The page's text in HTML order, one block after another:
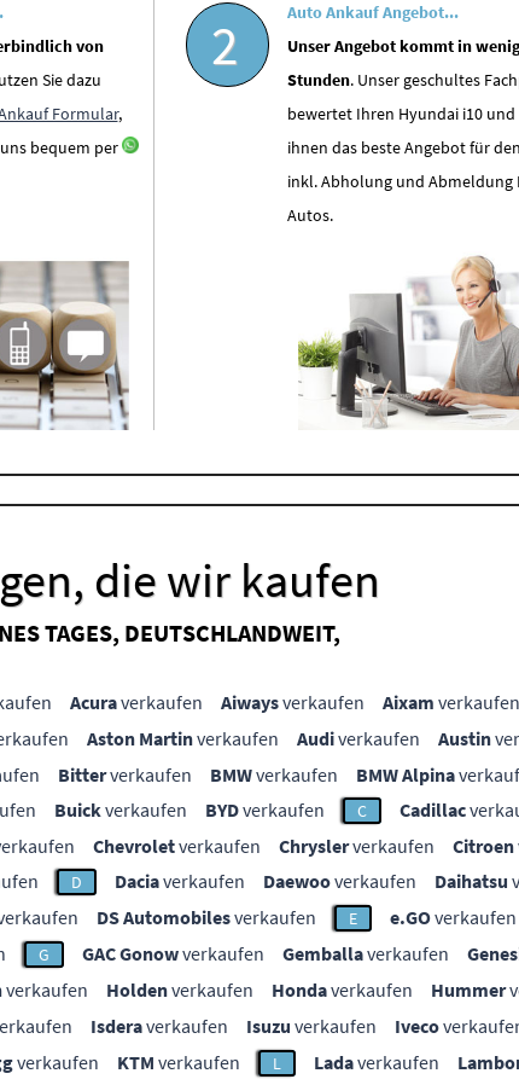
von
Sie dazu
Formular,
bequem per
2
Auto Ankauf Angebot...
Unser Angebot kommt in
Stunden. Unser geschultes
bewertet Ihren Hyundai i10
ihnen das beste Angebot für
inkl. Abholung und Abmeldung
Autos.
die wir kaufen
TAGES, DEUTSCHLANDWEIT,
Acuraverkaufen Aiwaysverkaufen Aixam verkaufen
Aston Martinverkaufen Audiverkaufen Austin
Bitterverkaufen BMWverkaufen BMW Alpina
Buickverkaufen BYDverkaufen C Cadillac
Chevroletverkaufen Chryslerverkaufen Citroen
D Daciaverkaufen Daewooverkaufen Daihatsu
DS Automobilesverkaufen E e.GOverkaufen
G GAC Gonowverkaufen Gemballaverkaufen
verkaufen Holdenverkaufen Hondaverkaufen Hummer
Isderaverkaufen Isuzu verkaufen Iveco
verkaufen KTM verkaufen L Ladaverkaufen